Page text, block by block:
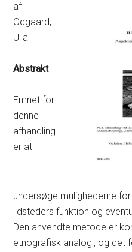
af
Odgaard,
Ulla
Abstrakt
Emnet for
denne
afhandling
er at
undersøge mulighederne
ildsteders funktion og
Den anvendte metode er
etnografisk analogi, og det